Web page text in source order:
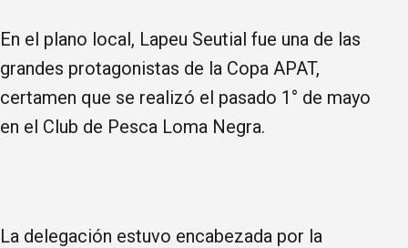
En el plano local, Lapeu Seutial fue una de las
grandes protagonistas de la Copa APAT,
certamen que se realizó el pasado 1° de mayo
en el Club de Pesca Loma Negra.
La delegación estuvo encabezada por la